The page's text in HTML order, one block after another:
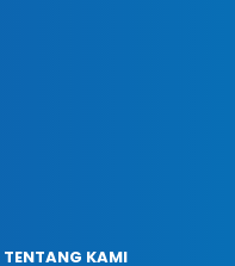
TENTANG KAMI